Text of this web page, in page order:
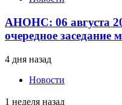
АНОНС: 06 августа
очередное заседание
4 дня назад
Новости
1 неделя назад